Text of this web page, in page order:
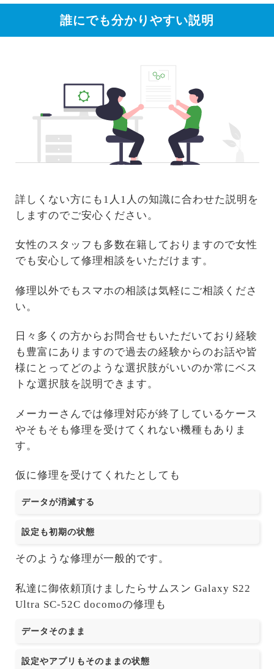
誰にでも分かりやすい説明
詳しくない方にも1人1人の知識に合わせた説明を
しますのでご安心ください。
女性のスタッフも多数在籍しておりますので女性
でも安心して修理相談をいただけます。
修理以外でもスマホの相談は気軽にご相談くださ
い。
日々多くの方からお問合せもいただいており経験
も豊富にありますので過去の経験からのお話や皆
様にとってどのような選択肢がいいのか常にベス
トな選択肢を説明できます。
メーカーさんでは修理対応が終了しているケース
やそもそも修理を受けてくれない機種もありま
す。
仮に修理を受けてくれたとしても
データが消滅する
設定も初期の状態
そのような修理が一般的です。
私達に御依頼頂けましたらサムスン Galaxy S22
Ultra SC-52C docomoの修理も
データそのまま
設定やアプリもそのままの状態